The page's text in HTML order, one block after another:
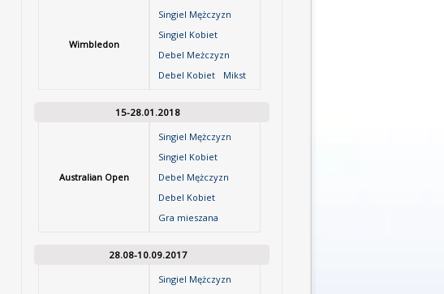
Wimbledon
Singiel Mężczyzn
Singiel Kobiet
Debel Meżczyzn
Debel Kobiet
Mikst
15-28.01.2018
Australian Open
Singiel Mężczyzn
Singiel Kobiet
Debel Mężczyzn
Debel Kobiet
Gra mieszana
28.08-10.09.2017
Singiel Mężczyzn